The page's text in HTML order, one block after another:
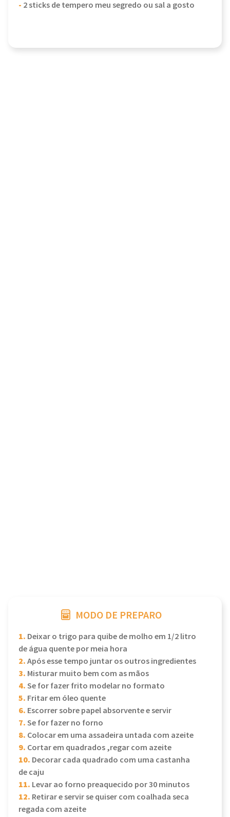
- 2 sticks de tempero meu segredo ou sal a gosto
MODO DE PREPARO
1. Deixar o trigo para quibe de molho em 1/2 litro
de água quente por meia hora
2.Após esse tempo juntar os outros ingredientes
3. Misturar muito bem com as mãos
4.Se for fazer frito modelar no formato
5. Fritar em óleo quente
6. Escorrer sobre papel absorvente e servir
7.Se for fazer no forno
8. Colocar em uma assadeira untada com azeite
9. Cortar em quadrados ,regar com azeite
10. Decorar cada quadrado com uma castanha
de caju
11. Levar ao forno preaquecido por 30 minutos
12. Retirar e servir se quiser com coalhada seca
regada com azeite